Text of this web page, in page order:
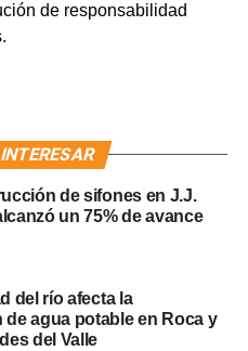
de responsabilidad
de sifones en J.J.
un 75% de avance
del río afecta la
agua potable en Roca y
del Valle